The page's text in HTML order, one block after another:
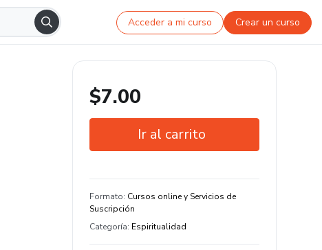
Acceder a mi curso Crear un curso
$7.00
Ir al carrito
Estudia a tu manera y en cualquier
dispositivo
Formato: Cursos online y Servicios de
Suscripción
Categoría: Espiritualidad